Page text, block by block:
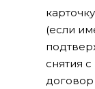
(если
снятия